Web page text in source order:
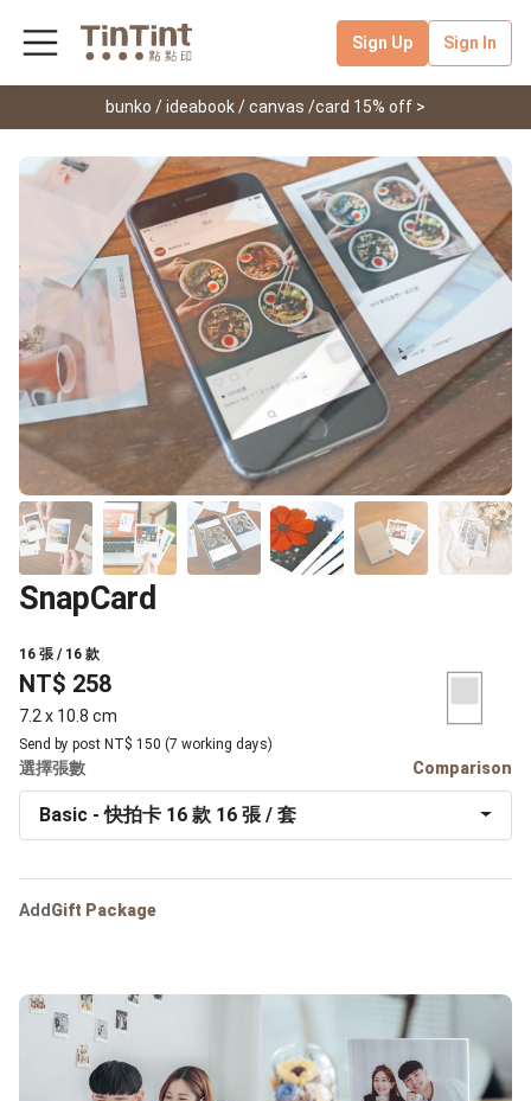
Sign Up Sign In
bunko / ideabook / canvas /card 15% off >
SnapCard
16 張 / 16 款
NT$ 258
7.2 x 10.8 cm
Send by post NT$ 150 (7 working days)
選擇張數 Comparison
Basic - 快拍卡 16 款 16 張 / 套
AddGift Package